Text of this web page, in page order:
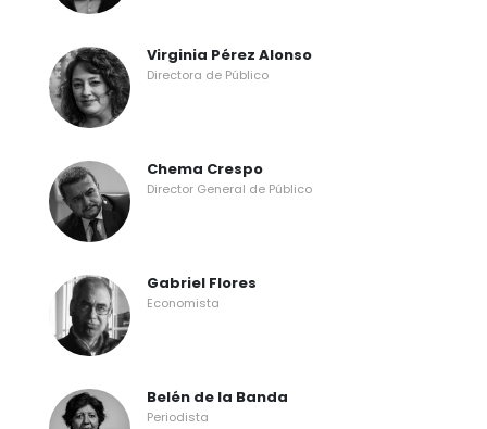
Virginia Pérez Alonso
Directora de Público
Chema Crespo
Director General de Público
Gabriel Flores
Economista
Belén de la Banda
Periodista